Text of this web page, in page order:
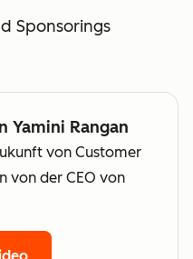
Sponsorings
Yamini Rangan
von Customer
von der CEO von